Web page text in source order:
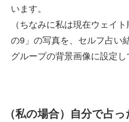
います。
（ちなみに私は現在ウェイ
の9」の写真を、セルフ占い
グループの背景画像に設定し
（私の場合）自分で占